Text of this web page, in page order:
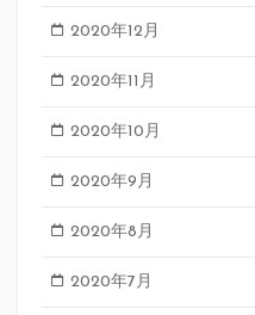
2020年12月
2020年11月
2020年10月
2020年9月
2020年8月
2020年7月